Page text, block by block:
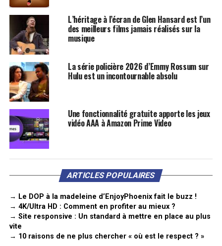
L’héritage à l’écran de Glen Hansard est l’un
des meilleurs films jamais réalisés sur la
musique
La série policière 2026 d’Emmy Rossum sur
Hulu est un incontournable absolu
Une fonctionnalité gratuite apporte les jeux
vidéo AAA à Amazon Prime Video
ARTICLES POPULAIRES
→ Le DOP à la madeleine d’EnjoyPhoenix fait le buzz !
→ 4K/Ultra HD : Comment en profiter au mieux ?
→ Site responsive : Un standard à mettre en place au plus
vite
→ 10 raisons de ne plus chercher « où est le respect ? »